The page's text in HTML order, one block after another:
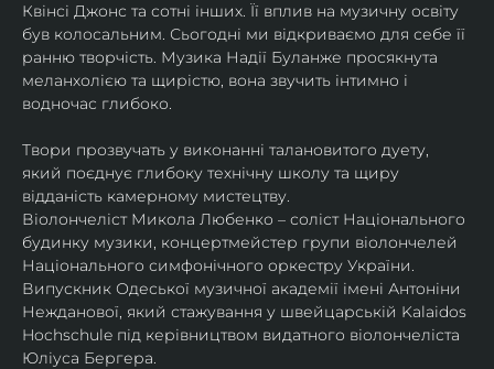
Квінсі Джонс та сотні інших. Її вплив на музичну освіту
був колосальним. Сьогодні ми відкриваємо для себе її
ранню творчість. Музика Надії Буланже просякнута
меланхолією та щирістю, вона звучить інтимно і
водночас глибоко.
Твори прозвучать у виконанні талановитого дуету,
який поєднує глибоку технічну школу та щиру
відданість камерному мистецтву.
Віолончеліст Микола Любенко – соліст Національного
будинку музики, концертмейстер групи віолончелей
Національного симфонічного оркестру України.
Випускник Одеської музичної академії імені Антоніни
Нежданової, який стажування у швейцарській Kalaidos
Hochschule під керівництвом видатного віолончеліста
Юліуса Бергера.